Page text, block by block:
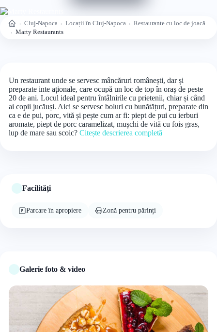
Acasă Cluj-Napoca Locații în Cluj-Napoca
Restaurante cu loc de joacă
Marty Restaurants
Un restaurant unde se servesc mâncăruri românești, dar și
preparate inte aționale, care ocupă un loc de top în oraș de peste
20 de ani. Locul ideal pentru întâlnirile cu prietenii, chiar și când
ai copii jucăuși. Aici se servesc boluri cu bunătățuri, preparate din
ca e de pui, porc, vită și pește cum ar fi: piept de pui cu ierburi
aromate, piept de porc caramelizat, mușchi de vită cu fois gras,
lup de mare sau scoic? Citește descrierea completă
Facilități
Parcare în apropiere Zonă pentru părinți
Galerie foto & video